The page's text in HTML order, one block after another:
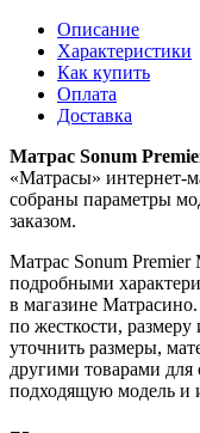
Описание
Характеристики
Как купить
Оплата
Доставка
Матрас Sonum
«Матрасы» интернет-
собраны параметры
заказом.
Матрас Sonum
подробными
в магазине
по жесткости,
уточнить размеры,
другими товарами для
подходящую модель и